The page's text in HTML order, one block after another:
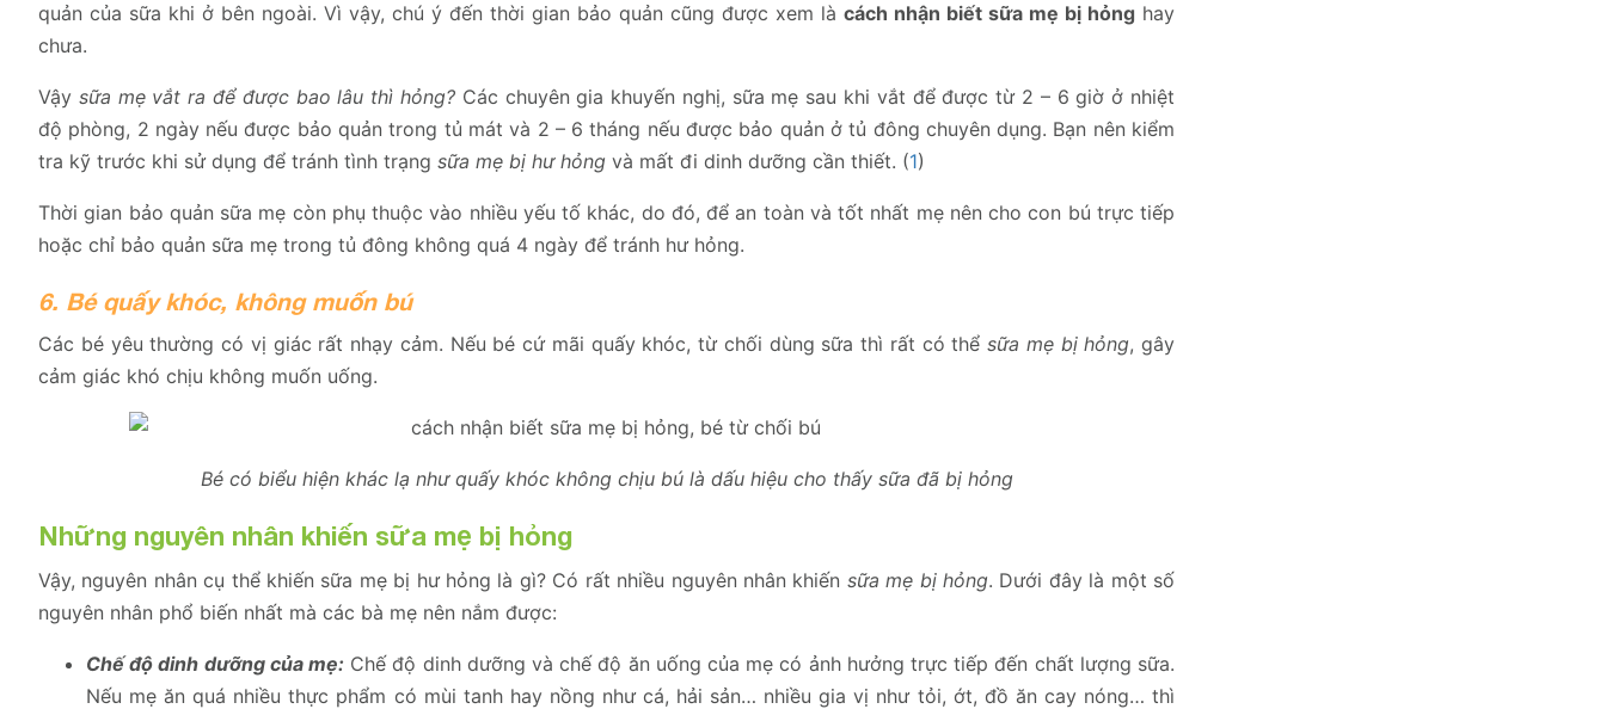
quản của sữa khi ở bên ngoài. Vì vậy, chú ý đến thời gian bảo quản cũng được xem là cách nhận biết sữa mẹ bị hỏng hay
chưa.
Vậy sữa mẹ vắt ra để được bao lâu thì hỏng?Các chuyên gia khuyến nghị, sữa mẹ sau khi vắt để được từ 2 – 6 giờ ở nhiệt
độ phòng, 2 ngày nếu được bảo quản trong tủ mát và 2 – 6 tháng nếu được bảo quản ở tủ đông chuyên dụng. Bạn nên kiểm
tra kỹ trước khi sử dụng để tránh tình trạng sữa mẹ bị hư hỏng và mất đi dinh dưỡng cần thiết. (1)
Thời gian bảo quản sữa mẹ còn phụ thuộc vào nhiều yếu tố khác, do đó, để an toàn và tốt nhất mẹ nên cho con bú trực tiếp
hoặc chỉ bảo quản sữa mẹ trong tủ đông không quá 4 ngày để tránh hư hỏng.
6. Bé quấy khóc, không muốn bú
Các bé yêu thường có vị giác rất nhạy cảm. Nếu bé cứ mãi quấy khóc, từ chối dùng sữa thì rất có thể sữa mẹ bị hỏng, gây
cảm giác khó chịu không muốn uống.
Bé có biểu hiện khác lạ như quấy khóc không chịu bú là dấu hiệu cho thấy sữa đã bị hỏng
Những nguyên nhân khiến sữa mẹ bị hỏng
Vậy, nguyên nhân cụ thể khiến sữa mẹ bị hư hỏng là gì? Có rất nhiều nguyên nhân khiến sữa mẹ bị hỏng. Dưới đây là một số
nguyên nhân phổ biến nhất mà các bà mẹ nên nắm được:
Chế độ dinh dưỡng của mẹ: Chế độ dinh dưỡng và chế độ ăn uống của mẹ có ảnh hưởng trực tiếp đến chất lượng sữa.
Nếu mẹ ăn quá nhiều thực phẩm có mùi tanh hay nồng như cá, hải sản… nhiều gia vị như tỏi, ớt, đồ ăn cay nóng… thì